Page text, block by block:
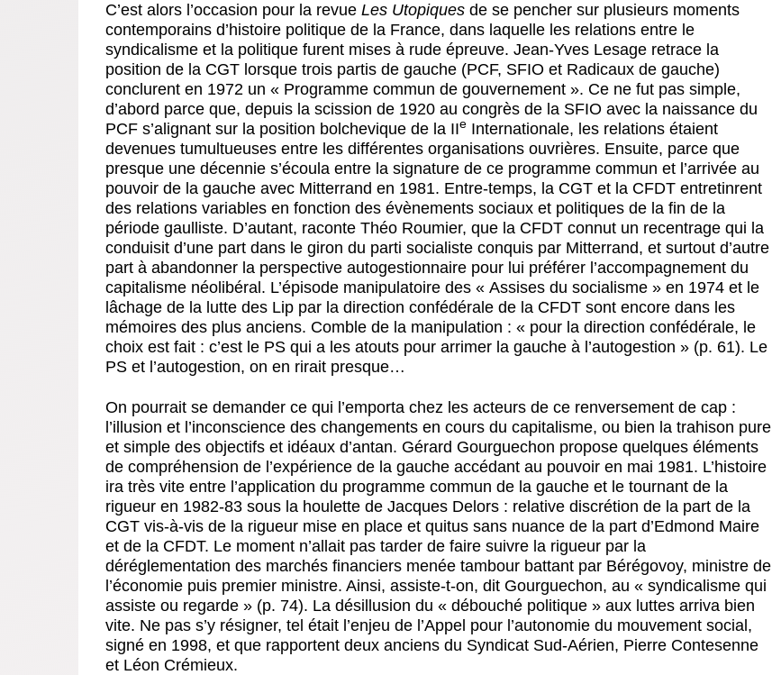
C’est alors l’occasion pour la revue Les Utopiques de se pencher sur plusieurs moments
contemporains d’histoire politique de la France, dans laquelle les relations entre le
syndicalisme et la politique furent mises à rude épreuve. Jean-Yves Lesage retrace la
position de la CGT lorsque trois partis de gauche (PCF, SFIO et Radicaux de gauche)
conclurent en 1972 un « Programme commun de gouvernement ». Ce ne fut pas simple,
d’abord parce que, depuis la scission de 1920 au congrès de la SFIO avec la naissance du
PCF s’alignant sur la position bolchevique de la IIe Internationale, les relations étaient
devenues tumultueuses entre les différentes organisations ouvrières. Ensuite, parce que
presque une décennie s’écoula entre la signature de ce programme commun et l’arrivée au
pouvoir de la gauche avec Mitterrand en 1981. Entre-temps, la CGT et la CFDT entretinrent
des relations variables en fonction des évènements sociaux et politiques de la fin de la
période gaulliste. D’autant, raconte Théo Roumier, que la CFDT connut un recentrage qui la
conduisit d’une part dans le giron du parti socialiste conquis par Mitterrand, et surtout d’autre
part à abandonner la perspective autogestionnaire pour lui préférer l’accompagnement du
capitalisme néolibéral. L’épisode manipulatoire des « Assises du socialisme » en 1974 et le
lâchage de la lutte des Lip par la direction confédérale de la CFDT sont encore dans les
mémoires des plus anciens. Comble de la manipulation : « pour la direction confédérale, le
choix est fait : c’est le PS qui a les atouts pour arrimer la gauche à l’autogestion » (p. 61). Le
PS et l’autogestion, on en rirait presque…
On pourrait se demander ce qui l’emporta chez les acteurs de ce renversement de cap :
l’illusion et l’inconscience des changements en cours du capitalisme, ou bien la trahison pure
et simple des objectifs et idéaux d’antan. Gérard Gourguechon propose quelques éléments
de compréhension de l’expérience de la gauche accédant au pouvoir en mai 1981. L’histoire
ira très vite entre l’application du programme commun de la gauche et le tournant de la
rigueur en 1982-83 sous la houlette de Jacques Delors : relative discrétion de la part de la
CGT vis-à-vis de la rigueur mise en place et quitus sans nuance de la part d’Edmond Maire
et de la CFDT. Le moment n’allait pas tarder de faire suivre la rigueur par la
déréglementation des marchés financiers menée tambour battant par Bérégovoy, ministre de
l’économie puis premier ministre. Ainsi, assiste-t-on, dit Gourguechon, au « syndicalisme qui
assiste ou regarde » (p. 74). La désillusion du « débouché politique » aux luttes arriva bien
vite. Ne pas s’y résigner, tel était l’enjeu de l’Appel pour l’autonomie du mouvement social,
signé en 1998, et que rapportent deux anciens du Syndicat Sud-Aérien, Pierre Contesenne
et Léon Crémieux.